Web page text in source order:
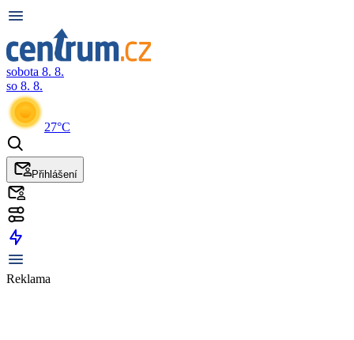
sobota 8. 8.
so 8. 8.
27°C
Přihlášení
Reklama